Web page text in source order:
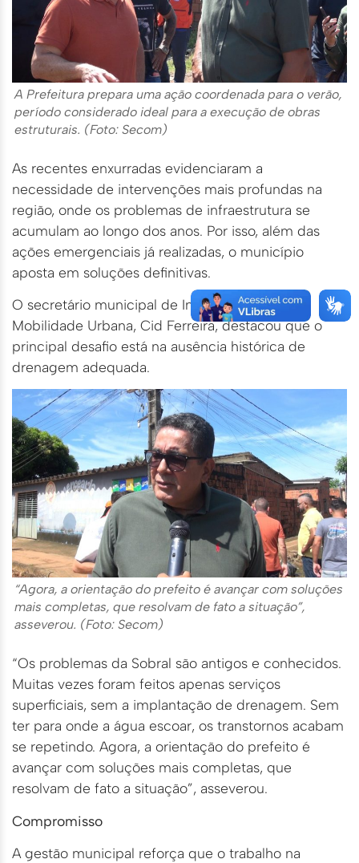
A Prefeitura prepara uma ação coordenada para o verão,
período considerado ideal para a execução de obras
estruturais. (Foto: Secom)
As recentes enxurradas evidenciaram a
necessidade de intervenções mais profundas na
região, onde os problemas de infraestrutura se
acumulam ao longo dos anos. Por isso, além das
ações emergenciais já realizadas, o município
aposta em soluções definitivas.
O secretário municipal de Infraestrutura e
Mobilidade Urbana, Cid Ferreira, destacou que o
principal desafio está na ausência histórica de
drenagem adequada.
“Agora, a orientação do prefeito é avançar com soluções
mais completas, que resolvam de fato a situação”,
asseverou. (Foto: Secom)
“Os problemas da Sobral são antigos e conhecidos.
Muitas vezes foram feitos apenas serviços
superficiais, sem a implantação de drenagem. Sem
ter para onde a água escoar, os transtornos acabam
se repetindo. Agora, a orientação do prefeito é
avançar com soluções mais completas, que
resolvam de fato a situação”, asseverou.
Compromisso
A gestão municipal reforça que o trabalho na